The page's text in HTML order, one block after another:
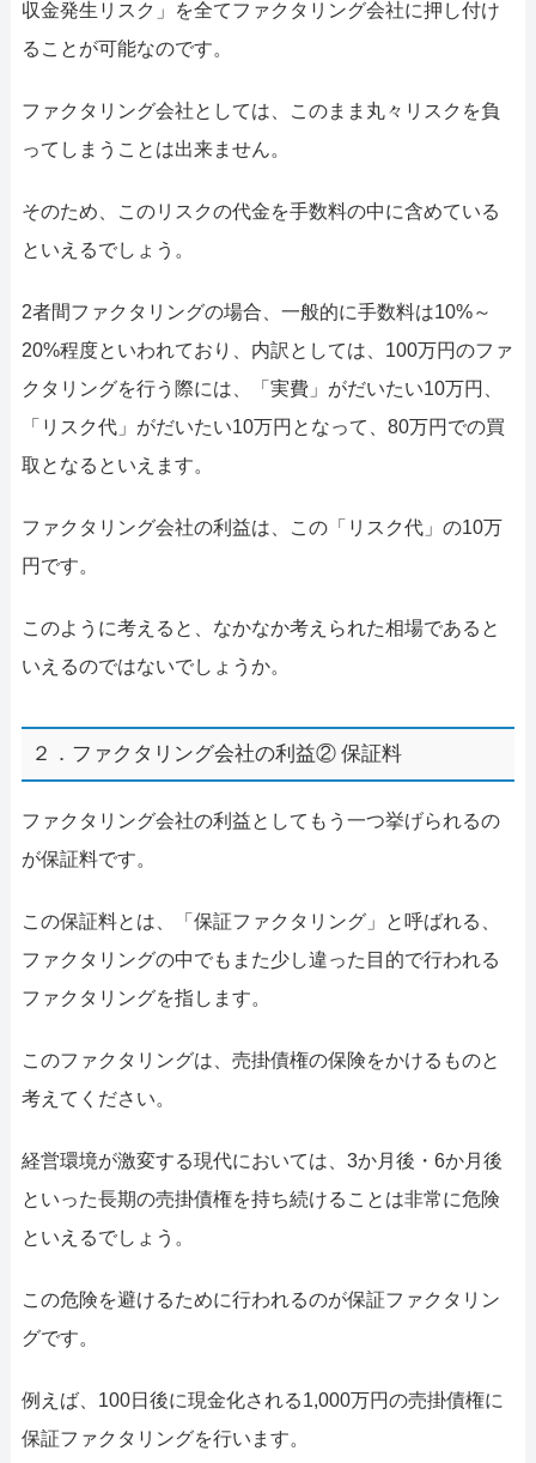
収金発生リスク」を全てファクタリング会社に押し付け
ることが可能なのです。
ファクタリング会社としては、このまま丸々リスクを負
ってしまうことは出来ません。
そのため、このリスクの代金を手数料の中に含めている
といえるでしょう。
2者間ファクタリングの場合、一般的に手数料は10%～
20%程度といわれており、内訳としては、100万円のファ
クタリングを行う際には、「実費」がだいたい10万円、
「リスク代」がだいたい10万円となって、80万円での買
取となるといえます。
ファクタリング会社の利益は、この「リスク代」の10万
円です。
このように考えると、なかなか考えられた相場であると
いえるのではないでしょうか。
２．ファクタリング会社の利益② 保証料
ファクタリング会社の利益としてもう一つ挙げられるの
が保証料です。
この保証料とは、「保証ファクタリング」と呼ばれる、
ファクタリングの中でもまた少し違った目的で行われる
ファクタリングを指します。
このファクタリングは、売掛債権の保険をかけるものと
考えてください。
経営環境が激変する現代においては、3か月後・6か月後
といった長期の売掛債権を持ち続けることは非常に危険
といえるでしょう。
この危険を避けるために行われるのが保証ファクタリン
グです。
例えば、100日後に現金化される1,000万円の売掛債権に
保証ファクタリングを行います。